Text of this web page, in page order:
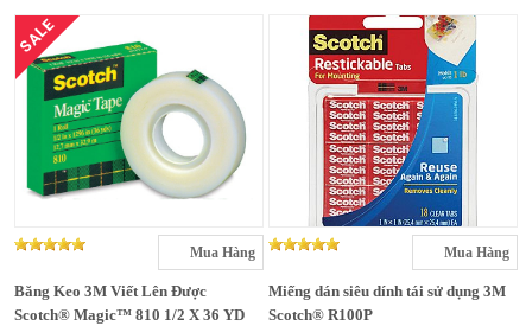
SALE
Mua Hàng
Băng Keo 3M Viết Lên Được
Scotch® Magic™ 810 1/2 X 36 YD
Mua Hàng
Miếng dán siêu dính tái sử dụng 3M
Scotch® R100P